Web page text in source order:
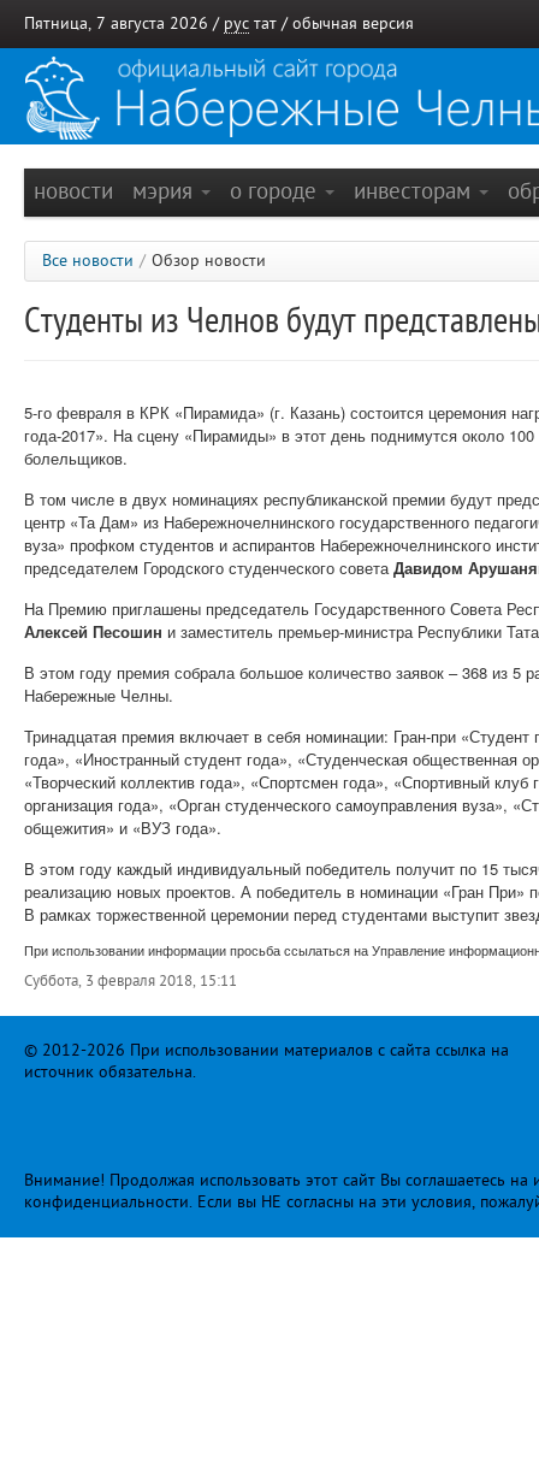
Пятница, 7 августа 2026 / рус тат / обычная версия
новости мэрия о городе инвесторам
Все новости / Обзор новости
Студенты из Челнов будут
5-го февраля в КРК «Пирамида» (г. Казань) состоится церемония
года-2017». На сцену «Пирамиды» в этот день поднимутся около
болельщиков.
В том числе в двух номинациях республиканской премии будут
центр «Та Дам» из Набережночелнинского государственного
вуза» профком студентов и аспирантов Набережночелнинского
председателем Городского студенческого советаДавидом
На Премию приглашены председатель Государственного Совета
Алексей Песошин и заместитель премьер-министра Республики
В этом году премия собрала большое количество заявок – 368 из 5
Набережные Челны.
Тринадцатая премия включает в себя номинации: Гран-при
года», «Иностранный студент года», «Студенческая общественная
«Творческий коллектив года», «Спортсмен года», «Спортивный
организация года», «Орган студенческого самоуправления вуза»,
общежития» и «ВУЗ года».
В этом году каждый индивидуальный победитель получит по 15
реализацию новых проектов. А победитель в номинации «Гран
В рамках торжественной церемонии перед студентами выступит
При использовании информации просьба ссылаться на Управление
Суббота, 3 февраля 2018, 15:11
© 2012-2026 При использовании материалов с сайта ссылка на
источник обязательна.
Внимание! Продолжая использовать этот сайт Вы соглашаетесь
конфиденциальности. Если вы НЕ согласны на эти условия,